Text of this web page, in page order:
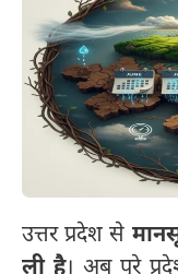
उत्तर प्रदेश से